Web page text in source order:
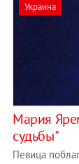
Украина
Мария
судьбы"
Певица